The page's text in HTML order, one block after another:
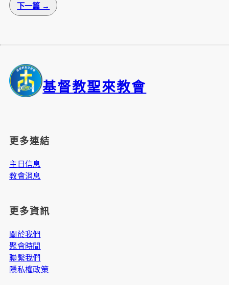
下一篇 →
基督教聖來教會
更多連結
主日信息
教會消息
更多資訊
關於我們
聚會時間
聯繫我們
隱私權政策